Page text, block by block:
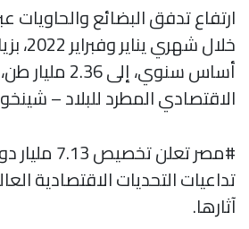
ارتفاع تدفق البضائع والحاويات
أساس سنوي،
الاقتصادي المطرد للبلاد –
#مصر تعلن
تداعيات التحديات الاقتصادية
آثارها.